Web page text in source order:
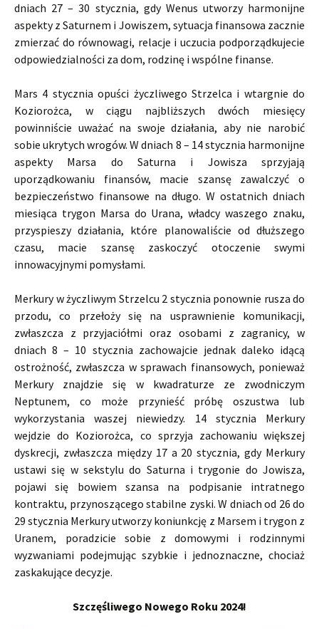
dniach 27 – 30 stycznia, gdy Wenus utworzy harmonijne
aspekty z Saturnem i Jowiszem, sytuacja finansowa zacznie
zmierzać do równowagi, relacje i uczucia podporządkujecie
odpowiedzialności za dom, rodzinę i wspólne finanse.
Mars 4 stycznia opuści życzliwego Strzelca i wtargnie do
Koziorożca, w ciągu najbliższych dwóch miesięcy
powinniście uważać na swoje działania, aby nie narobić
sobie ukrytych wrogów. W dniach 8 – 14 stycznia harmonijne
aspekty Marsa do Saturna i Jowisza sprzyjają
uporządkowaniu finansów, macie szansę zawalczyć o
bezpieczeństwo finansowe na długo. W ostatnich dniach
miesiąca trygon Marsa do Urana, władcy waszego znaku,
przyspieszy działania, które planowaliście od dłuższego
czasu, macie szansę zaskoczyć otoczenie swymi
innowacyjnymi pomysłami.
Merkury w życzliwym Strzelcu 2 stycznia ponownie rusza do
przodu, co przełoży się na usprawnienie komunikacji,
zwłaszcza z przyjaciółmi oraz osobami z zagranicy, w
dniach 8 – 10 stycznia zachowajcie jednak daleko idącą
ostrożność, zwłaszcza w sprawach finansowych, ponieważ
Merkury znajdzie się w kwadraturze ze zwodniczym
Neptunem, co może przynieść próbę oszustwa lub
wykorzystania waszej niewiedzy. 14 stycznia Merkury
wejdzie do Koziorożca, co sprzyja zachowaniu większej
dyskrecji, zwłaszcza między 17 a 20 stycznia, gdy Merkury
ustawi się w sekstylu do Saturna i trygonie do Jowisza,
pojawi się bowiem szansa na podpisanie intratnego
kontraktu, przynoszącego stabilne zyski. W dniach od 26 do
29 stycznia Merkury utworzy koniunkcję z Marsem i trygon z
Uranem, poradzicie sobie z domowymi i rodzinnymi
wyzwaniami podejmując szybkie i jednoznaczne, chociaż
zaskakujące decyzje.
Szczęśliwego Nowego Roku 2024!